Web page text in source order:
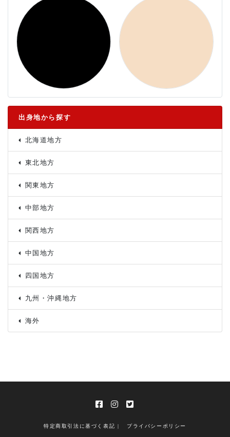
出身地から探す
北海道地方
東北地方
関東地方
中部地方
関西地方
中国地方
四国地方
九州・沖縄地方
海外
特定商取引法に基づく表記 | プライバシーポリシー